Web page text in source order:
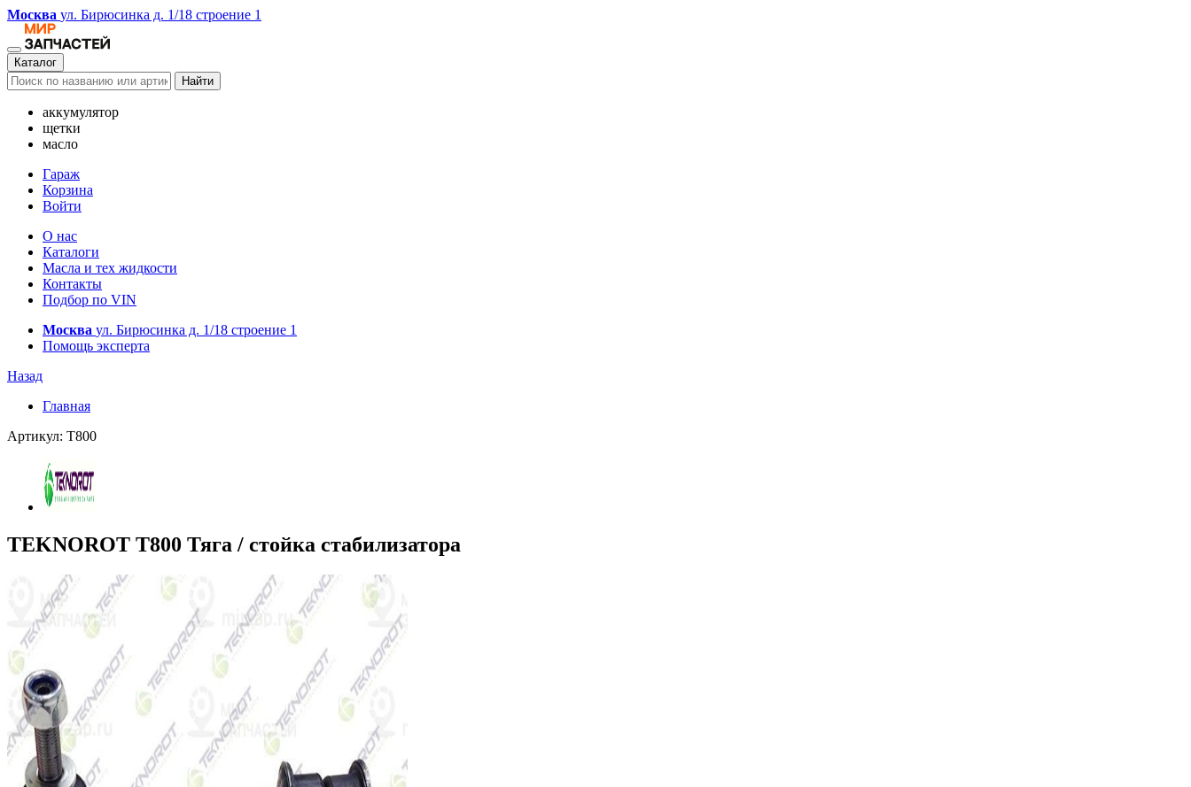
Москва ул. Бирюсинка д. 1/18 строение 1
Каталог
Найти
аккумулятор
щетки
масло
Гараж
Корзина
Войти
О нас
Каталоги
Масла и тех жидкости
Контакты
Подбор по VIN
Москва ул. Бирюсинка д. 1/18 строение 1
Помощь эксперта
Назад
Главная
Артикул: T800
TEKNOROT T800 Тяга / стойка стабилизатора